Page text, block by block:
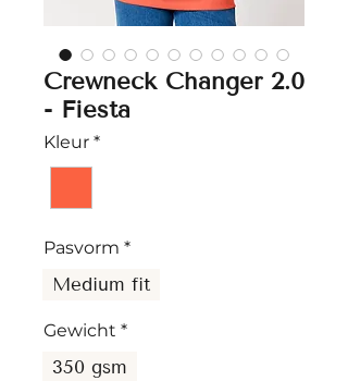
Crewneck Changer 2.0
- Fiesta
Kleur *
Pasvorm *
Medium fit
Gewicht *
350 gsm